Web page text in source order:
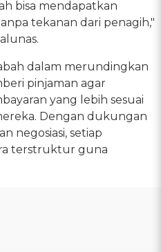
bisa mendapatkan
tekanan dari penagih,"
dalam merundingkan
pinjaman agar
yang lebih sesuai
Dengan dukungan
negosiasi, setiap
terstruktur guna